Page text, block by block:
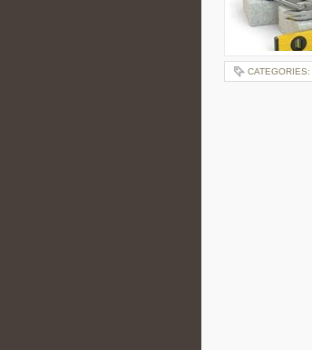
CATEGORIES: